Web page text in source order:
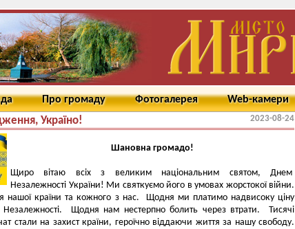
Про громаду Фотогалерея Web-камери
Україно! 2023-08-24
Шановна громадо!
Щиро вітаю всіх з великим національним святом, Днем
Незалежності України! Ми святкуємо його в умовах жорстокої війни.
нашої країни та кожного з нас. Щодня ми платимо надвисоку ціну
Щодня нам нестерпно болить через втрати. Тисячі
стали на захист країни, героїчно віддаючи життя за нашу свободу.